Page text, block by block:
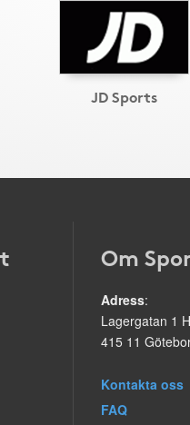
JD Sports
Om
Adress:
Lagergatan 1
415 11
Kontakta oss
FAQ